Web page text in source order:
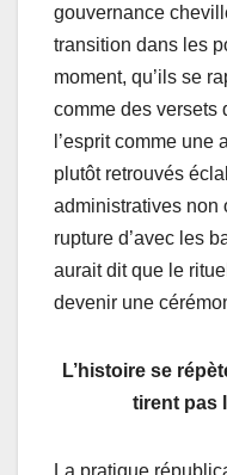
gouvernance
transition dans les
moment, qu’ils se
comme des versets
l’esprit comme une
plutôt retrouvés
administratives non
rupture d’avec les
aurait dit que le
devenir une
L’histoire se
tirent pas
La pratique